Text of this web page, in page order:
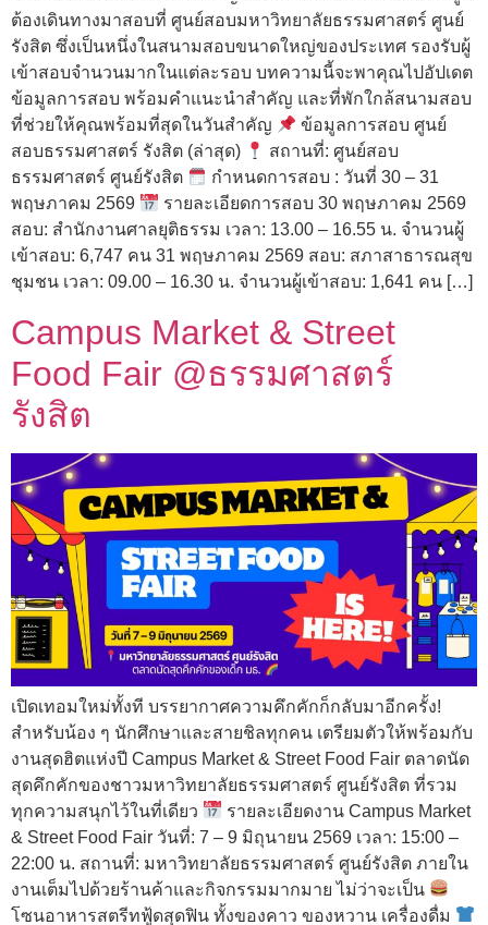
ต้องเดินทางมาสอบที่ ศูนย์สอบมหาวิทยาลัยธรรมศาสตร์ ศูนย์
รังสิต ซึ่งเป็นหนึ่งในสนามสอบขนาดใหญ่ของประเทศ รองรับผู้
เข้าสอบจำนวนมากในแต่ละรอบ บทความนี้จะพาคุณไปอัปเดต
ข้อมูลการสอบ พร้อมคำแนะนำสำคัญ และที่พักใกล้สนามสอบ
ที่ช่วยให้คุณพร้อมที่สุดในวันสำคัญ
ข้อมูลการสอบ ศูนย์
สอบธรรมศาสตร์ รังสิต (ล่าสุด)
สถานที่: ศูนย์สอบ
ธรรมศาสตร์ ศูนย์รังสิต
กำหนดการสอบ : วันที่ 30 – 31
พฤษภาคม 2569
รายละเอียดการสอบ 30 พฤษภาคม 2569
สอบ: สำนักงานศาลยุติธรรม เวลา: 13.00 – 16.55 น. จำนวนผู้
เข้าสอบ: 6,747 คน 31 พฤษภาคม 2569 สอบ: สภาสาธารณสุข
ชุมชน เวลา: 09.00 – 16.30 น. จำนวนผู้เข้าสอบ: 1,641 คน […]
Campus Market & Street
Food Fair @ธรรมศาสตร์
รังสิต
เปิดเทอมใหม่ทั้งที บรรยากาศความคึกคักก็กลับมาอีกครั้ง!
สำหรับน้อง ๆ นักศึกษาและสายชิลทุกคน เตรียมตัวให้พร้อมกับ
งานสุดฮิตแห่งปี Campus Market & Street Food Fair ตลาดนัด
สุดคึกคักของชาวมหาวิทยาลัยธรรมศาสตร์ ศูนย์รังสิต ที่รวม
ทุกความสนุกไว้ในที่เดียว
รายละเอียดงาน Campus Market
& Street Food Fair วันที่: 7 – 9 มิถุนายน 2569 เวลา: 15:00 –
22:00 น. สถานที่: มหาวิทยาลัยธรรมศาสตร์ ศูนย์รังสิต ภายใน
งานเต็มไปด้วยร้านค้าและกิจกรรมมากมาย ไม่ว่าจะเป็น
โซนอาหารสตรีทฟู้ดสุดฟิน ทั้งของคาว ของหวาน เครื่องดื่ม